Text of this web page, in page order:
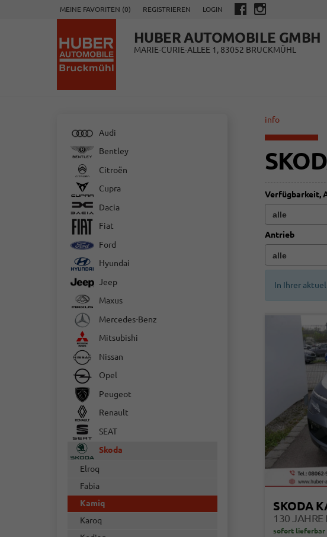
MEINE FAVORITEN (0) REGISTRIEREN LOGIN
HUBER AUTOMOBILE GMBH
MARIE-CURIE-ALLEE 1, 83052 BRUCKMÜHL
info
Verfügbarkeit,
Antrieb
In Ihrer
SKODA
sofort lieferbar
Audi
Bentley
Citroën
Cupra
Dacia
Fiat
Ford
Hyundai
Jeep
Maxus
Mercedes-Benz
Mitsubishi
Nissan
Opel
Peugeot
Renault
SEAT
Skoda
Elroq
Fabia
Kamiq
Karoq